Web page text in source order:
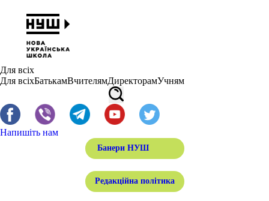
Для всіх
Для всіхБатькамВчителямДиректорамУчням
Напишіть нам
Банери НУШ
Редакційна політика